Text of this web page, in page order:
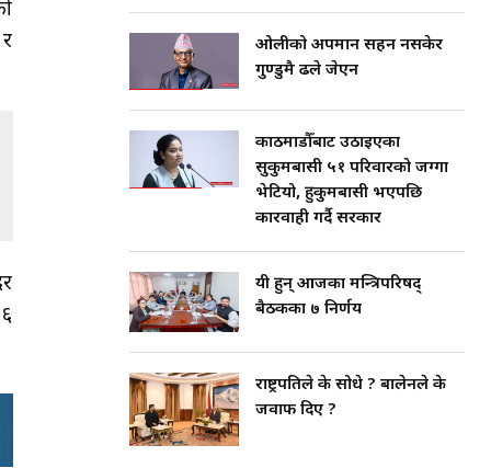
ओलीको अपमान सहन नसकेर
गुण्डुमै ढले जेएन
काठमाडौँबाट उठाइएका
सुकुमबासी ५१ परिवारको जग्गा
भेटियो, हुकुमबासी भएपछि
कारवाही गर्दै सरकार
यी हुन् आजका मन्त्रिपरिषद्
बैठकका ७ निर्णय
राष्ट्रपतिले के सोधे ? बालेनले के
जवाफ दिए ?